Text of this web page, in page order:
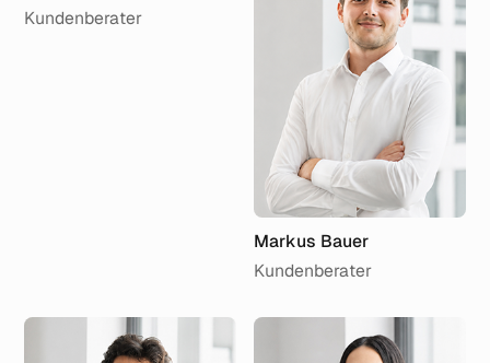
Kundenberater
Markus Bauer
Kundenberater